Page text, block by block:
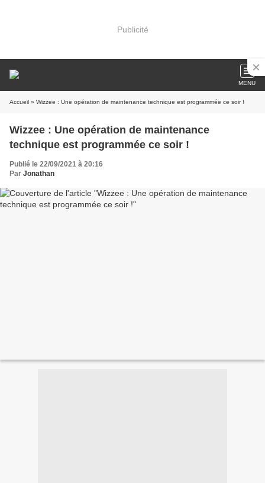
Publicité
MENU
Accueil » Wizzee : Une opération de maintenance technique est programmée ce soir !
Wizzee : Une opération de maintenance
technique est programmée ce soir !
Publié le 22/09/2021 à 20:16
Par Jonathan